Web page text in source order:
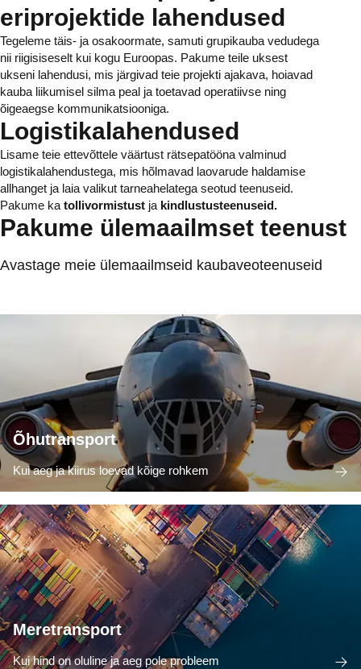
eriprojektide lahendused
Tegeleme täis- ja osakoormate, samuti grupikauba vedudega
nii riigisiseselt kui kogu Euroopas. Pakume teile uksest
ukseni lahendusi, mis järgivad teie projekti ajakava, hoiavad
kauba liikumisel silma peal ja toetavad operatiivse ning
õigeaegse kommunikatsiooniga.
Logistikalahendused
Lisame teie ettevõttele väärtust rätsepatööna valminud
logistikalahendustega, mis hõlmavad laovarude haldamise
allhanget ja laia valikut tarneahelatega seotud teenuseid.
Pakume ka tollivormistust ja kindlustusteenuseid.
Pakume ülemaailmset teenust
Avastage meie ülemaailmseid kaubaveoteenuseid
Õhutransport
Kui aeg ja kiirus loevad kõige rohkem
Meretransport
Kui hind on oluline ja aeg pole probleem